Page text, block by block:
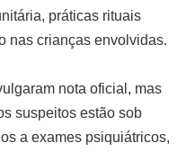
práticas rituais
nas crianças envolvidas.
nota oficial, mas
suspeitos estão sob
a exames psiquiátricos,